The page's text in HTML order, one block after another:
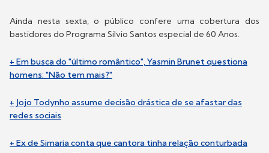
Ainda nesta sexta, o público confere uma cobertura dos
bastidores do Programa Silvio Santos especial de 60 Anos.
+ Em busca do "último romântico", Yasmin Brunet questiona
homens: "Não tem mais?"
+ Jojo Todynho assume decisão drástica de se afastar das
redes sociais
+ Ex de Simaria conta que cantora tinha relação conturbada